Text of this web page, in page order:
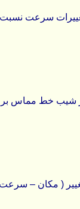
سرعت
شیب خط مماس بر
( مکان –